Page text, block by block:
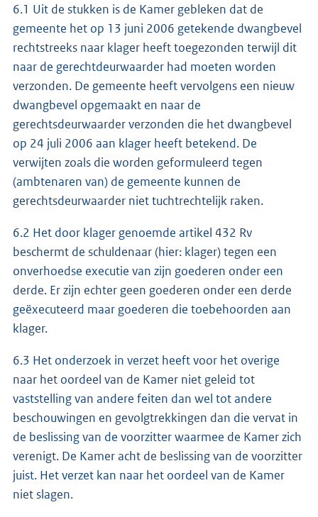
6.1 Uit de stukken is de Kamer gebleken dat de
gemeente het op 13 juni 2006 getekende dwangbevel
rechtstreeks naar klager heeft toegezonden terwijl dit
naar de gerechtdeurwaarder had moeten worden
verzonden. De gemeente heeft vervolgens een nieuw
dwangbevel opgemaakt en naar de
gerechtsdeurwaarder verzonden die het dwangbevel
op 24 juli 2006 aan klager heeft betekend. De
verwijten zoals die worden geformuleerd tegen
(ambtenaren van) de gemeente kunnen de
gerechtsdeurwaarder niet tuchtrechtelijk raken.
6.2 Het door klager genoemde artikel 432 Rv
beschermt de schuldenaar (hier: klager) tegen een
onverhoedse executie van zijn goederen onder een
derde. Er zijn echter geen goederen onder een derde
geëxecuteerd maar goederen die toebehoorden aan
klager.
6.3 Het onderzoek in verzet heeft voor het overige
naar het oordeel van de Kamer niet geleid tot
vaststelling van andere feiten dan wel tot andere
beschouwingen en gevolgtrekkingen dan die vervat in
de beslissing van de voorzitter waarmee de Kamer zich
verenigt. De Kamer acht de beslissing van de voorzitter
juist. Het verzet kan naar het oordeel van de Kamer
niet slagen.